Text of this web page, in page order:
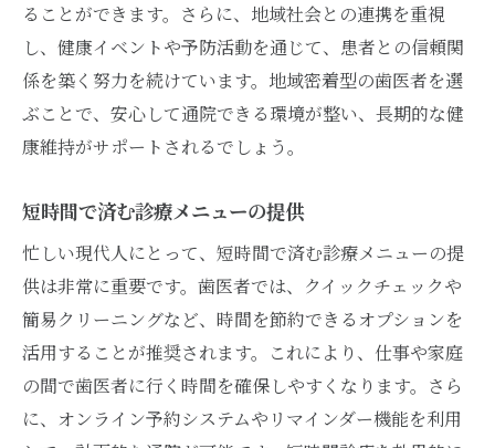
ることができます。さらに、地域社会との連携を重視
し、健康イベントや予防活動を通じて、患者との信頼関
係を築く努力を続けています。地域密着型の歯医者を選
ぶことで、安心して通院できる環境が整い、長期的な健
康維持がサポートされるでしょう。
短時間で済む診療メニューの提供
忙しい現代人にとって、短時間で済む診療メニューの提
供は非常に重要です。歯医者では、クイックチェックや
簡易クリーニングなど、時間を節約できるオプションを
活用することが推奨されます。これにより、仕事や家庭
の間で歯医者に行く時間を確保しやすくなります。さら
に、オンライン予約システムやリマインダー機能を利用